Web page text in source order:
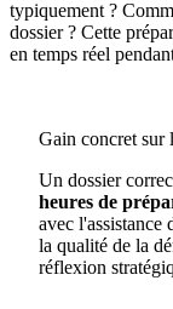
typiquement ?
dossier ? Cette
en temps réel
Gain concret sur
Un dossier
heures de
avec l'assistance
la qualité de la
réflexion